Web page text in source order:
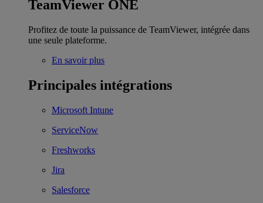
TeamViewer ONE
Profitez de toute la puissance de TeamViewer, intégrée dans
une seule plateforme.
En savoir plus
Principales intégrations
Microsoft Intune
ServiceNow
Freshworks
Jira
Salesforce